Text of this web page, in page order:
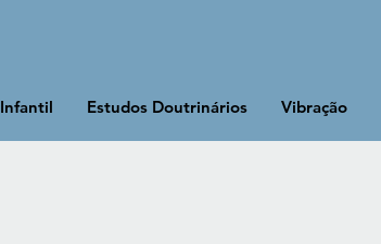
Estudos Doutrinários Vibração